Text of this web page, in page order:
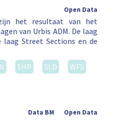
Open Data
het resultaat van het
van Urbis ADM. De laag
Street Sections en de
SHP SLD
WFS
Open Data
Data BM